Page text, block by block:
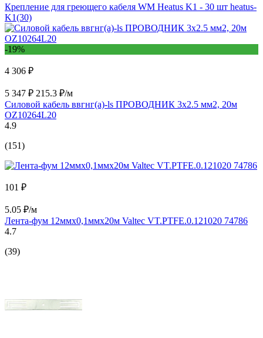
Крепление для греющего кабеля WM Heatus K1 - 30 шт heatus-
K1(30)
-19%
4 306 ₽
5 347 ₽ 215.3 ₽/м
Силовой кабель ввгнг(a)-ls ПРОВОДНИК 3x2.5 мм2, 20м
OZ10264L20
4.9
(151)
101 ₽
5.05 ₽/м
Лента-фум 12ммх0,1ммх20м Valtec VT.PTFE.0.121020 74786
4.7
(39)